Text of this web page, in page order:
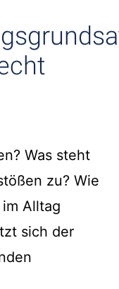
Was steht
zu? Wie
Alltag
sich der